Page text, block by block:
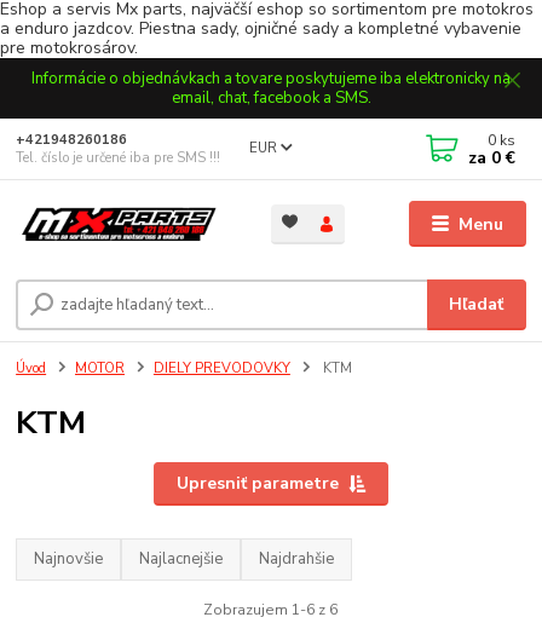
Eshop a servis Mx parts, najväčší eshop so sortimentom pre motokros
a enduro jazdcov. Piestna sady, ojničné sady a kompletné vybavenie
pre motokrosárov.
Informácie o objednávkach a tovare poskytujeme iba elektronicky na
email, chat, facebook a SMS.
Menu
EUR
Hľadať
+421948260186
Tel. číslo je určené iba pre SMS !!!
0 ks
za 0 €
Úvod MOTOR DIELY PREVODOVKY KTM
KTM
Upresniť parametre
Najnovšie Najlacnejšie Najdrahšie
Zobrazujem 1-6 z 6